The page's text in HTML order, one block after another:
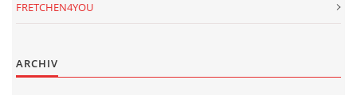
FRETCHEN4YOU
ARCHIV